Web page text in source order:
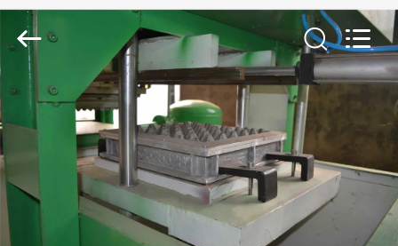
THUIS
PRODUCTEN
VIDEOS
Jinan
Wanyou
Packing
Machinery
Factory.
Rights
Reserved.